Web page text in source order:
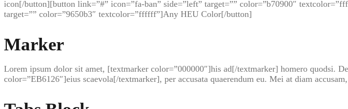
icon[/button][button link=”#” icon=”fa-ban” side=”left” target=”” color=”b70900″
target=”” color=”9650b3″ textcolor=”ffffff”]Any HEU Color[/button]
Marker
Lorem ipsum dolor sit amet, [textmarker color=”000000″]his ad[/textmarker] homero quodsi.
color=”EB6126″]eius scaevola[/textmarker], per accusata quaerendum eu. Mei at diam